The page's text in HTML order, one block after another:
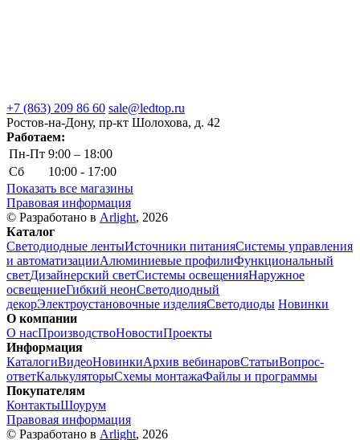
+7 (863) 209 86 60 sale@ledtop.ru
Ростов-на-Дону, пр-кт Шолохова, д. 42
Работаем:
Пн-Пт 9:00 – 18:00
Сб
10:00 - 17:00
Показать все магазины
Правовая информация
© Разработано в Arlight, 2026
Каталог
Светодиодные лентыИсточники питанияСистемы управления
и автоматизацииАлюминиевые профилиФункциональный
светДизайнерский светСистемы освещенияНаружное
освещениеГибкий неонСветодиодный
декорЭлектроустановочные изделияСветодиоды Новинки
О компании
О насПроизводствоНовостиПроекты
Информация
КаталогиВидеоНовинкиАрхив вебинаровСтатьиВопрос-
ответКалькуляторыСхемы монтажаФайлы и программы
Покупателям
КонтактыШоурум
Правовая информация
© Разработано в Arlight, 2026